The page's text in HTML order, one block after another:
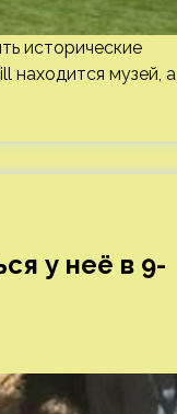
исторические
находится музей, а
у неё в 9-